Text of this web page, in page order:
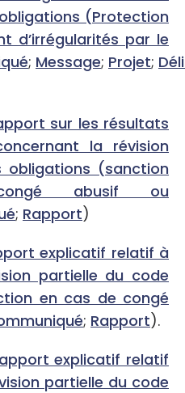
(Protection
d’irrégularités par le
; Message; Projet;
sur les résultats
la révision
obligations (sanction
abusif ou
; Rapport)
explicatif relatif à
partielle du code
en cas de congé
; Rapport).
explicatif relatif
partielle du code